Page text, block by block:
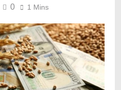
0 1 Mins